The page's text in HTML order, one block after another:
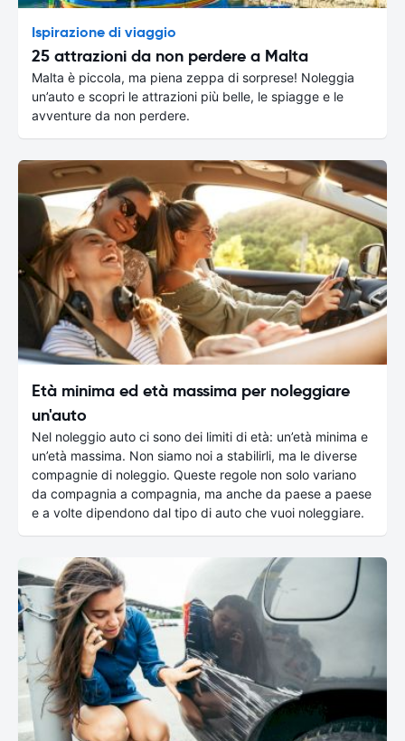
Ispirazione di viaggio
25 attrazioni da non perdere a Malta
Malta è piccola, ma piena zeppa di sorprese! Noleggia
un’auto e scopri le attrazioni più belle, le spiagge e le
avventure da non perdere.
Età minima ed età massima per noleggiare
un'auto
Nel noleggio auto ci sono dei limiti di età: un’età minima e
un’età massima. Non siamo noi a stabilirli, ma le diverse
compagnie di noleggio. Queste regole non solo variano
da compagnia a compagnia, ma anche da paese a paese
e a volte dipendono dal tipo di auto che vuoi noleggiare.